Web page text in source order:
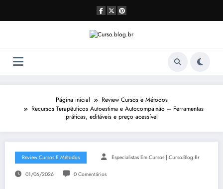
o
Página inicial
Review Cursos e Métodos
Recursos Terapêuticos Autoestima e Autocompaixão – Ferramentas
práticas, editáveis e preço acessível
Review Cursos E Métodos Especialistas Em Cursos | Curso.blog.br
01/06/2026 0 Comentários